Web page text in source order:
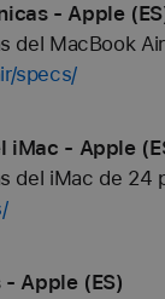
- Apple
del MacBook
specs/
iMac - Apple
del iMac de 24
Apple (ES)